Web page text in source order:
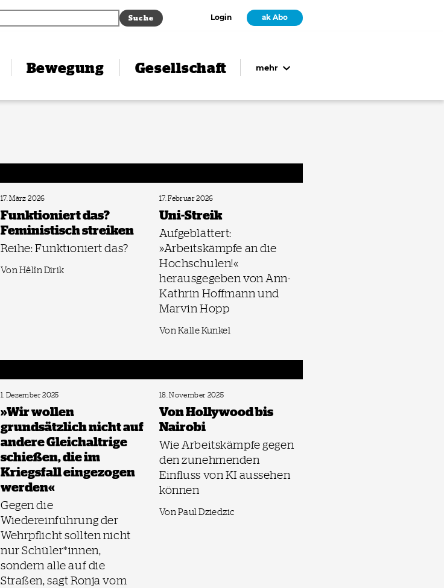
Login ak Abo
Bewegung Gesellschaft mehr
17. März 2026
Funktioniert das?
Feministisch streiken
Reihe: Funktioniert das?
Von Hêlîn Dirik
17. Februar 2026
Uni-Streik
Aufgeblättert:
»Arbeitskämpfe an die
Hochschulen!«
herausgegeben von Ann-
Kathrin Hoffmann und
Marvin Hopp
Von Kalle Kunkel
1. Dezember 2025
»Wir wollen
grundsätzlich nicht auf
andere Gleichaltrige
schießen, die im
Kriegsfall eingezogen
werden«
Gegen die
Wiedereinführung der
Wehrpflicht sollten nicht
nur Schüler*innen,
sondern alle auf die
Straßen, sagt Ronja vom
18. November 2025
Von Hollywood bis
Nairobi
Wie Arbeitskämpfe gegen
den zunehmenden
Einfluss von KI aussehen
können
Von Paul Dziedzic